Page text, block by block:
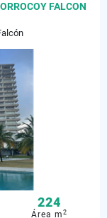
FALCON
224
Área m2